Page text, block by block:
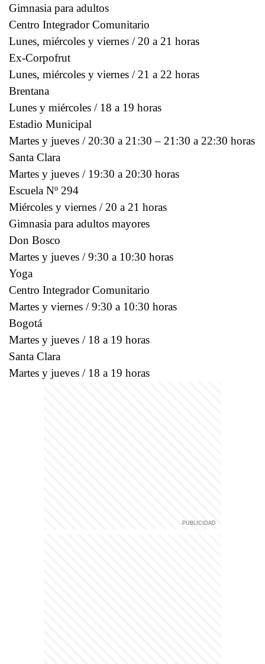
Gimnasia para adultos
Centro Integrador Comunitario
Lunes, miércoles y viernes / 20 a 21 horas
Ex-Corpofrut
Lunes, miércoles y viernes / 21 a 22 horas
Brentana
Lunes y miércoles / 18 a 19 horas
Estadio Municipal
Martes y jueves / 20:30 a 21:30 – 21:30 a 22:30 horas
Santa Clara
Martes y jueves / 19:30 a 20:30 horas
Escuela Nº 294
Miércoles y viernes / 20 a 21 horas
Gimnasia para adultos mayores
Don Bosco
Martes y jueves / 9:30 a 10:30 horas
Yoga
Centro Integrador Comunitario
Martes y viernes / 9:30 a 10:30 horas
Bogotá
Martes y jueves / 18 a 19 horas
Santa Clara
Martes y jueves / 18 a 19 horas